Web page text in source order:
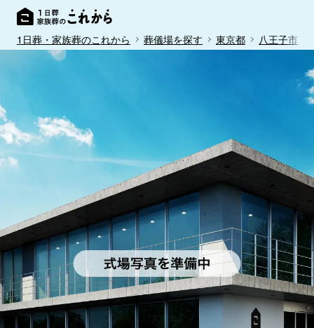
1日葬・家族葬のこれから 葬儀場を探す 東京都 八王子市